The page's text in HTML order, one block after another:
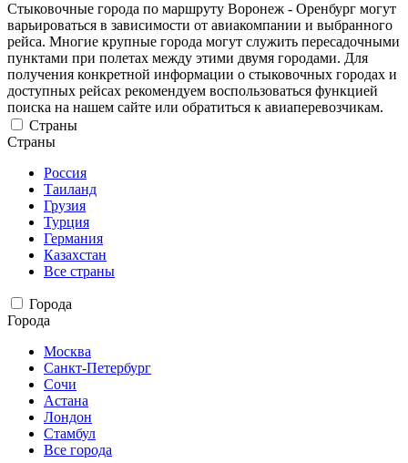
Стыковочные города по маршруту Воронеж - Оренбург могут
варьироваться в зависимости от авиакомпании и выбранного
рейса. Многие крупные города могут служить пересадочными
пунктами при полетах между этими двумя городами. Для
получения конкретной информации о стыковочных городах и
доступных рейсах рекомендуем воспользоваться функцией
поиска на нашем сайте или обратиться к авиаперевозчикам.
Страны
Страны
Россия
Таиланд
Грузия
Турция
Германия
Казахстан
Все страны
Города
Города
Москва
Санкт-Петербург
Сочи
Астана
Лондон
Стамбул
Все города